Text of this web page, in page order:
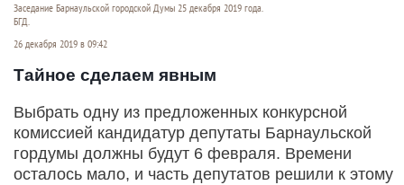
Заседание Барнаульской городской Думы 25 декабря 2019 года.
БГД.
26 декабря 2019 в 09:42
Тайное сделаем явным
Выбрать одну из предложенных конкурсной
комиссией кандидатур депутаты Барнаульской
гордумы должны будут 6 февраля. Времени
осталось мало, и часть депутатов решили к этому